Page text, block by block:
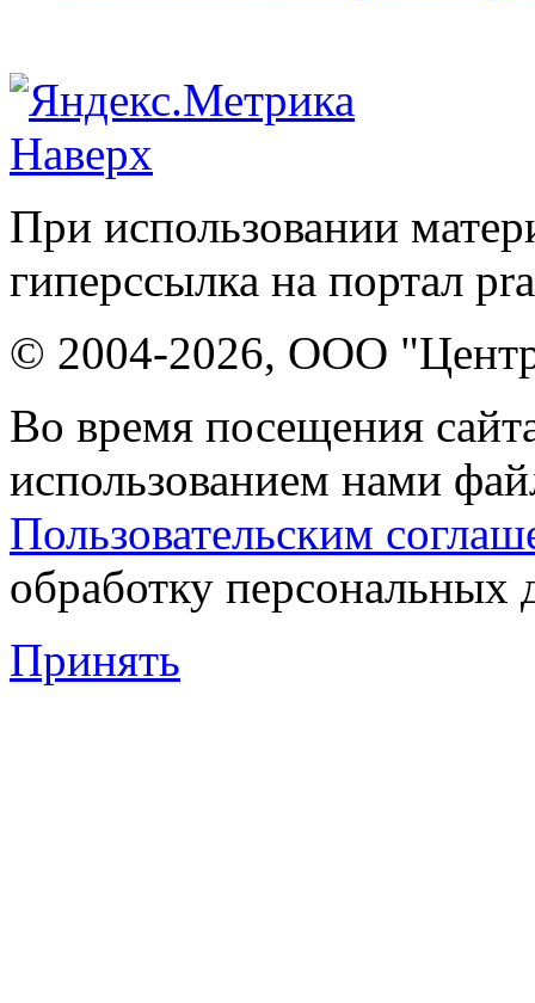
Наверх
При использовании
гиперссылка на портал
© 2004-2026, ООО "Центр
Во время посещения
использованием нами
Пользовательским
обработку персональных
Принять